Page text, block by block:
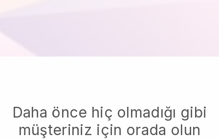
Daha önce hiç olmadığı gibi
müşteriniz için orada olun